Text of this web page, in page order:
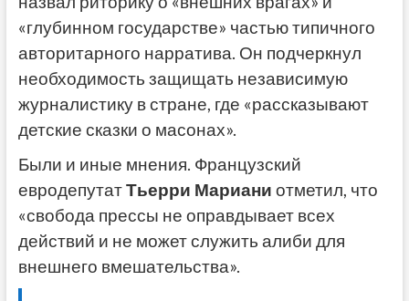
«глубинном государстве» частью типичного
авторитарного нарратива. Он подчеркнул
необходимость защищать независимую
журналистику в стране, где «рассказывают
детские сказки о масонах».
Были и иные мнения. Французский
евродепутатТьерри Мариани отметил, что
«свобода прессы не оправдывает всех
действий и не может служить алиби для
внешнего вмешательства».